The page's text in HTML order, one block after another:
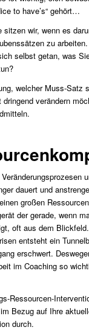
to have’s“ gehört…
sitzen wir, wenn es
zu
selbst getan, was
welcher Muss-Satz
verändern
dauert und
großen
der gerade, wenn
oft aus dem
entsteht ein
erschwert.
im Coaching so
Ressourcen-
Bezug auf Ihre
durch.